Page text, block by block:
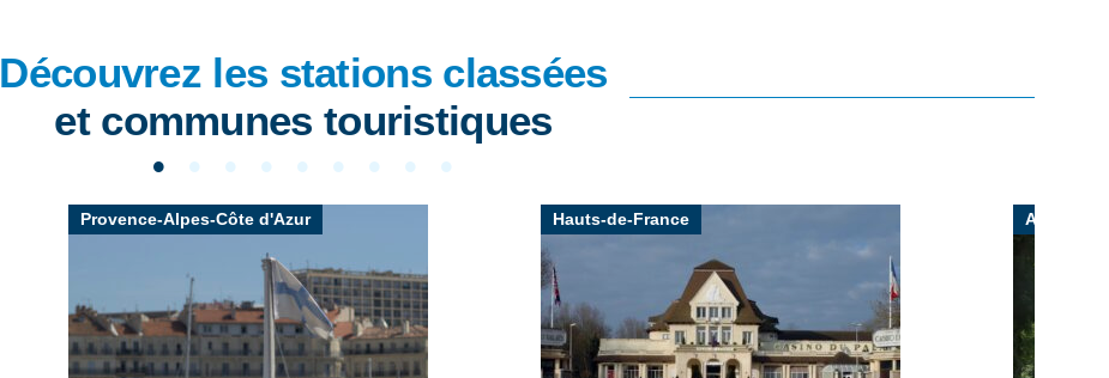
Découvrez les stations classées
et communes touristiques
Provence-Alpes-Côte d'Azur Hauts-de-France